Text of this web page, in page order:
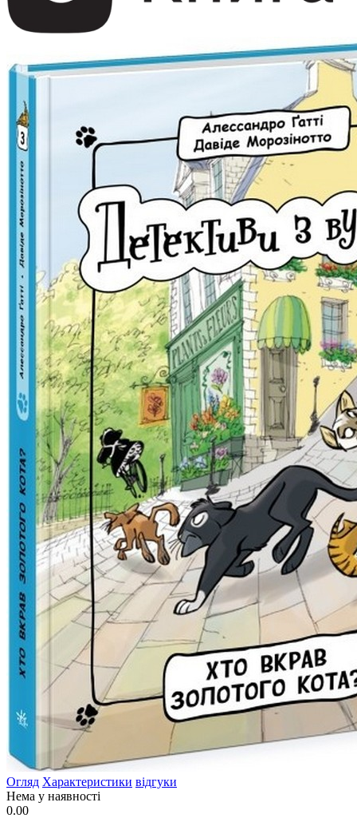
Огляд Характеристики відгуки
Нема у наявності
0.00